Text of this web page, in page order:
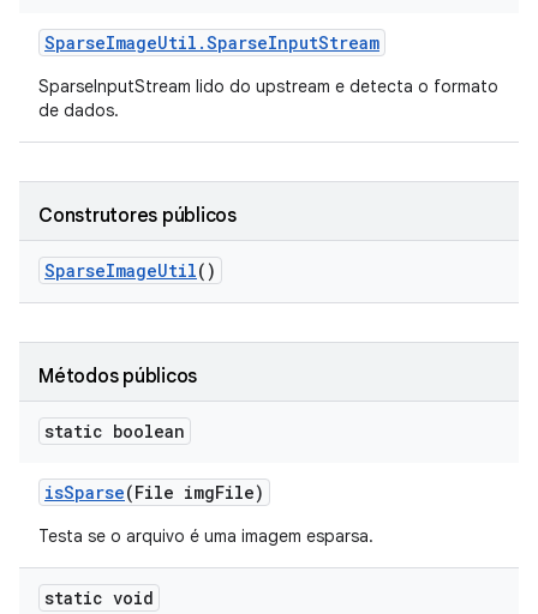
SparseImageUtil .SparseInputStream
SparseInputStream lido do upstream e detecta o formato
de dados.
Construtores públicos
SparseImageUtil()
Métodos públicos
static boolean
isSparse(File imgFile)
Testa se o arquivo é uma imagem esparsa.
static void